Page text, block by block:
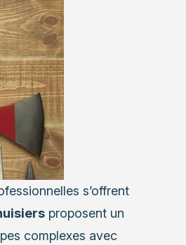
s’offrent
proposent un
complexes avec